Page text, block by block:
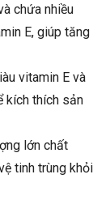
chứa nhiều
E, giúp tăng
vitamin E và
kích thích sản
lớn chất
tinh trùng khỏi